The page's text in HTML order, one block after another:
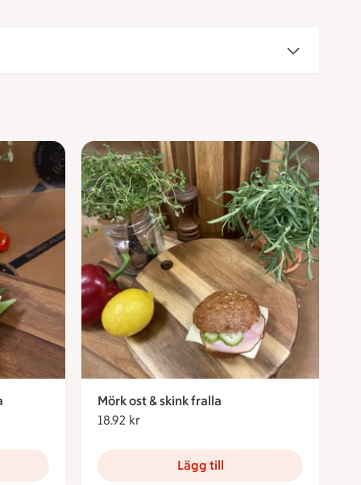
Mörk ost & skink fralla
18.92 kr
Lägg till